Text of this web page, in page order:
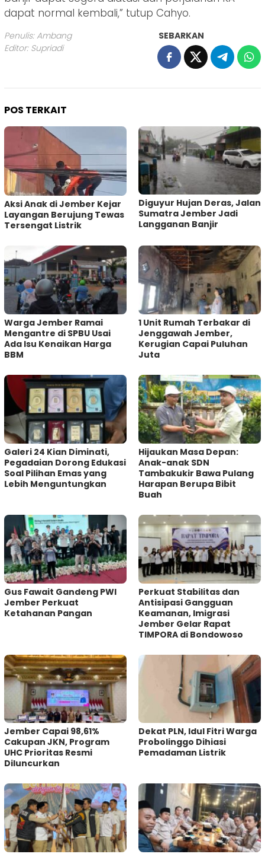
dapat normal kembali,” tutup Cahyo.
Penulis: Ambang
Editor: Supriadi
SEBARKAN
POS TERKAIT
Aksi Anak di Jember Kejar
Layangan Berujung Tewas
Tersengat Listrik
Diguyur Hujan Deras, Jalan
Sumatra Jember Jadi
Langganan Banjir
Warga Jember Ramai
Mengantre di SPBU Usai
Ada Isu Kenaikan Harga
BBM
1 Unit Rumah Terbakar di
Jenggawah Jember,
Kerugian Capai Puluhan
Juta
Galeri 24 Kian Diminati,
Pegadaian Dorong Edukasi
Soal Pilihan Emas yang
Lebih Menguntungkan
Hijaukan Masa Depan:
Anak-anak SDN
Tambakukir Bawa Pulang
Harapan Berupa Bibit
Buah
Gus Fawait Gandeng PWI
Jember Perkuat
Ketahanan Pangan
Perkuat Stabilitas dan
Antisipasi Gangguan
Keamanan, Imigrasi
Jember Gelar Rapat
TIMPORA di Bondowoso
Jember Capai 98,61%
Cakupan JKN, Program
UHC Prioritas Resmi
Diluncurkan
Dekat PLN, Idul Fitri Warga
Probolinggo Dihiasi
Pemadaman Listrik